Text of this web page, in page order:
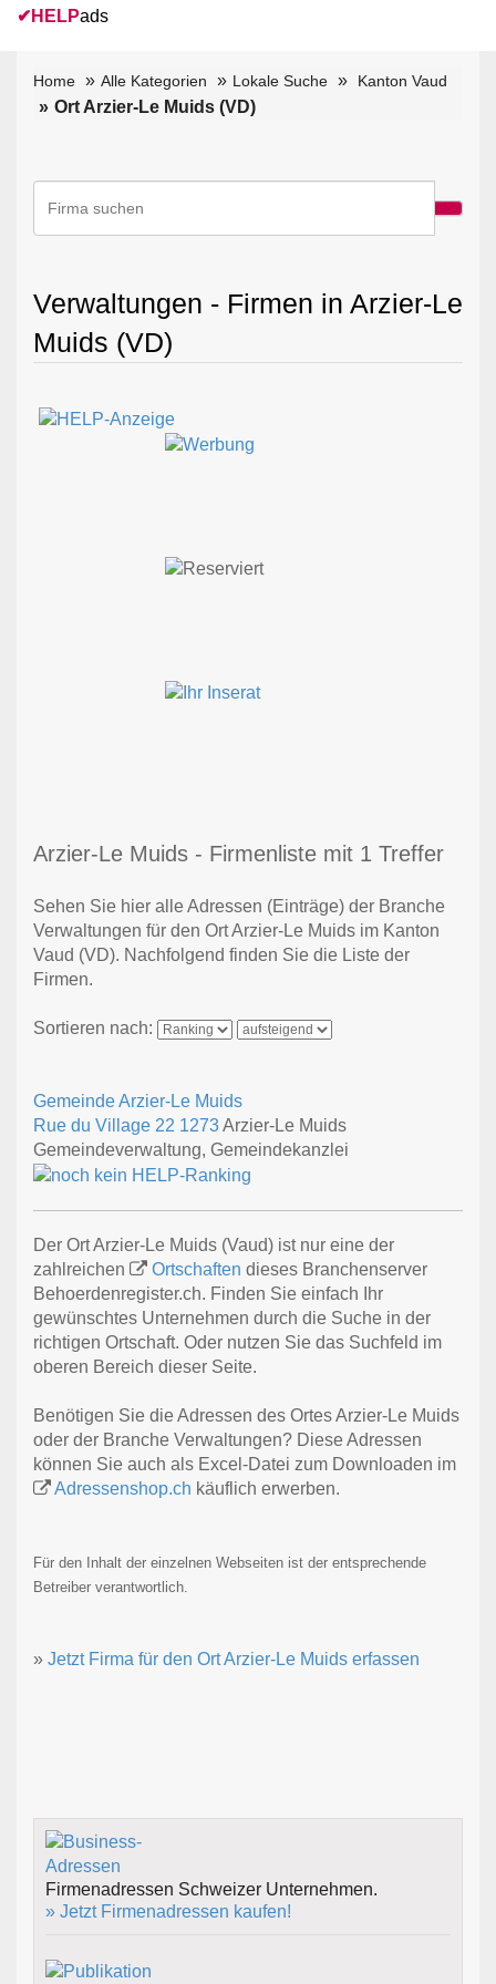
✔ HELPads
Home Alle Kategorien Lokale Suche Kanton Vaud
Ort Arzier-Le Muids (VD)
Verwaltungen - Firmen in Arzier-Le
Muids (VD)
Arzier-Le Muids - Firmenliste mit 1 Treffer
Sehen Sie hier alle Adressen (Einträge) der Branche
Verwaltungen für den Ort Arzier-Le Muids im Kanton
Vaud (VD). Nachfolgend finden Sie die Liste der
Firmen.
Sortieren nach:
Gemeinde Arzier-Le Muids
Rue du Village 22 1273Arzier-Le Muids
Gemeindeverwaltung, Gemeindekanzlei
Der Ort Arzier-Le Muids (Vaud) ist nur eine der
zahlreichen
Ortschaften dieses Branchenserver
Behoerdenregister.ch. Finden Sie einfach Ihr
gewünschtes Unternehmen durch die Suche in der
richtigen Ortschaft. Oder nutzen Sie das Suchfeld im
oberen Bereich dieser Seite.
Benötigen Sie die Adressen des Ortes Arzier-Le Muids
oder der Branche Verwaltungen? Diese Adressen
können Sie auch als Excel-Datei zum Downloaden im
Adressenshop.ch käuflich erwerben.
Für den Inhalt der einzelnen Webseiten ist der entsprechende
Betreiber verantwortlich.
» Jetzt Firma für den Ort Arzier-Le Muids erfassen
Firmenadressen Schweizer Unternehmen.
» Jetzt Firmenadressen kaufen!